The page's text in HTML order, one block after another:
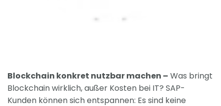
Blockchain konkret nutzbar machen – Was bringt
Blockchain wirklich, außer Kosten bei IT? SAP-
Kunden können sich entspannen: Es sind keine